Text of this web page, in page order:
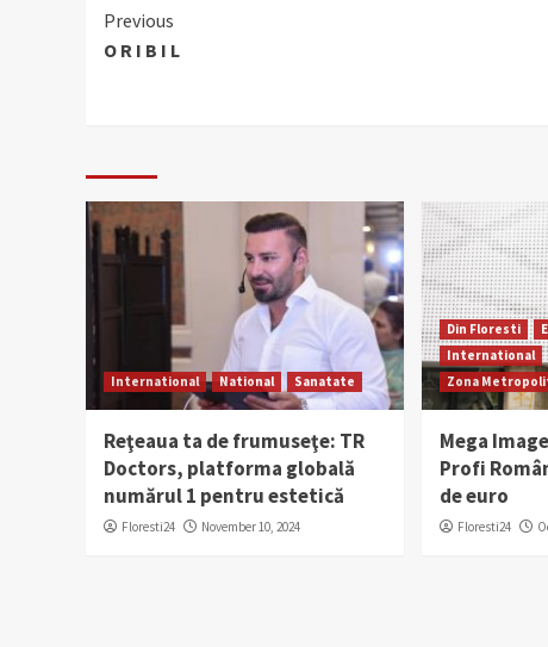
Continue
Reading
Previous
O R I B I L
International National Sanatate
Reţeaua ta de frumuseţe: TR
Doctors, platforma globală
numărul 1 pentru estetică
Floresti24 November 10, 2024
Din Floresti
International
Zona
Mega
Profi
de euro
Floresti24